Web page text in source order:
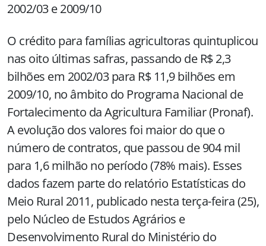
2002/03 e 2009/10
O crédito para famílias agricultoras quintuplicou
nas oito últimas safras, passando de R$ 2,3
bilhões em 2002/03 para R$ 11,9 bilhões em
2009/10, no âmbito do Programa Nacional de
Fortalecimento da Agricultura Familiar (Pronaf).
A evolução dos valores foi maior do que o
número de contratos, que passou de 904 mil
para 1,6 milhão no período (78% mais). Esses
dados fazem parte do relatório Estatísticas do
Meio Rural 2011, publicado nesta terça-feira (25),
pelo Núcleo de Estudos Agrários e
Desenvolvimento Rural do Ministério do